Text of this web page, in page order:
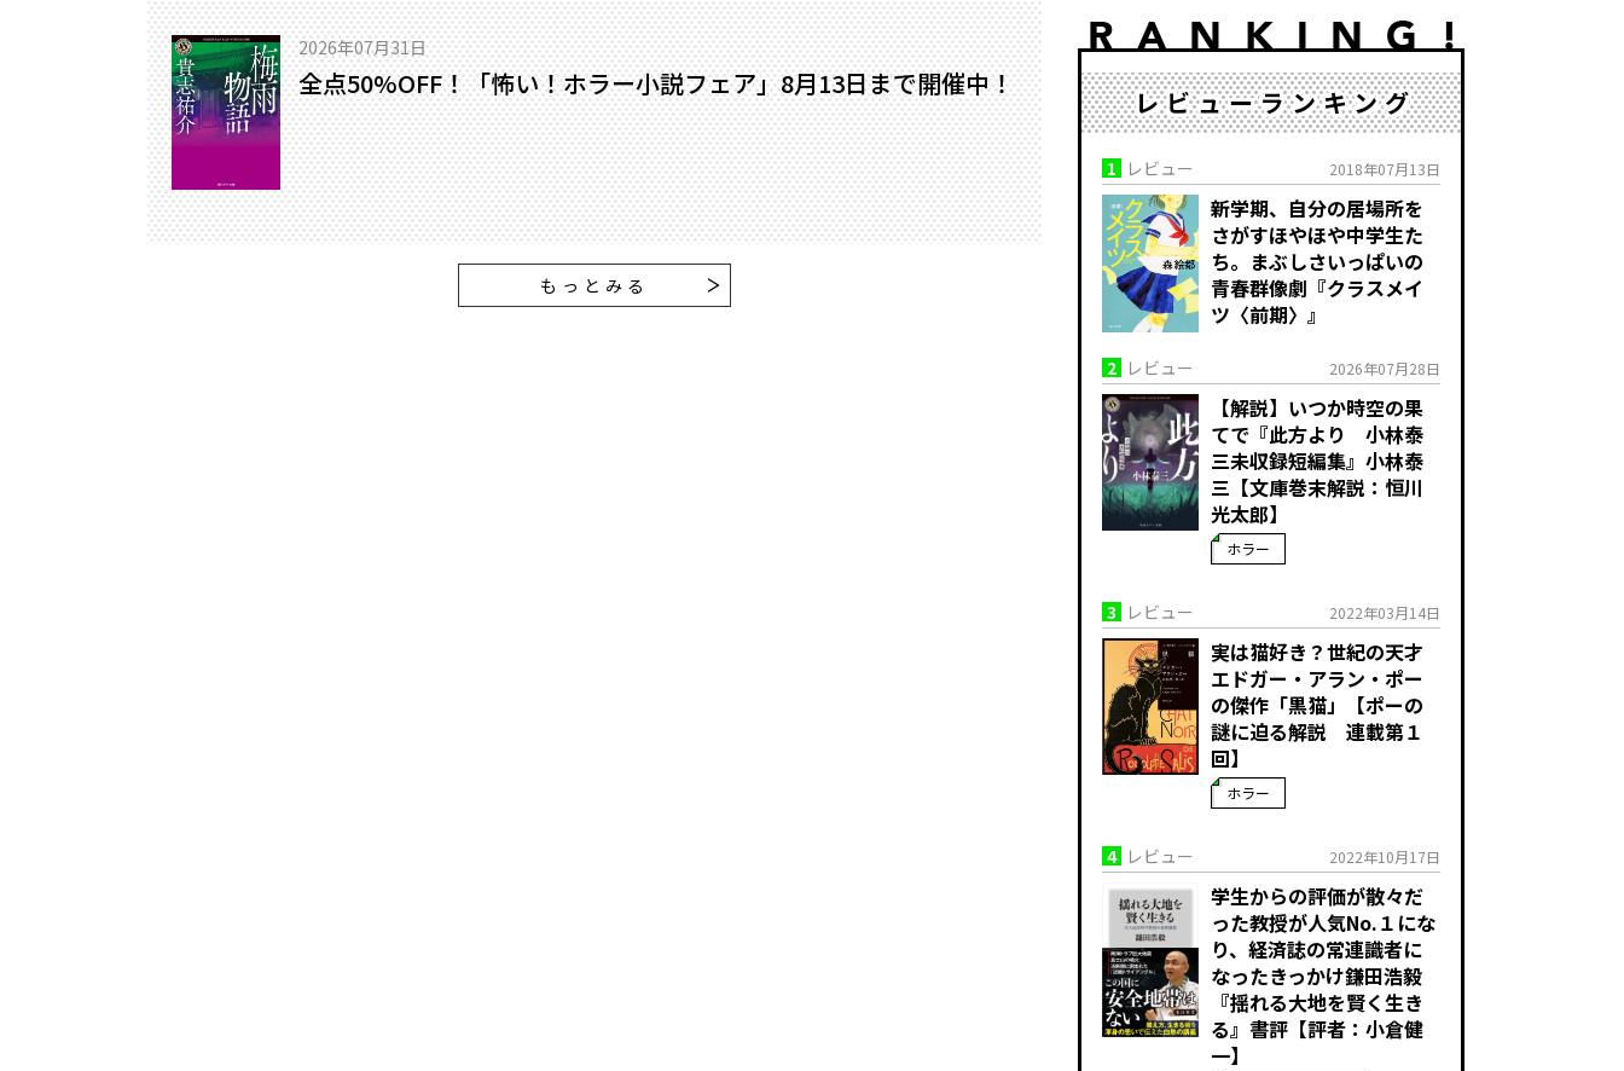
2026年07月31日
全点50%OFF！「怖い！ホラー小説フェア」8月13日まで開催中！
もっとみる
レビューランキング
1 レビュー 2018年07月13日
新学期、自分の居場所を
さがすほやほや中学生た
ち。まぶしさいっぱいの
青春群像劇『クラスメイ
ツ〈前期〉』
2 レビュー 2026年07月28日
【解説】いつか時空の果
てで――『此方より 小林泰
三未収録短編集』小林泰
三【文庫巻末解説：恒川
光太郎】
ホラー
3 レビュー 2022年03月14日
実は猫好き？世紀の天才
エドガー・アラン・ポー
の傑作「黒猫」【ポーの
謎に迫る解説 連載第１
回】
ホラー
4 レビュー 2022年10月17日
学生からの評価が散々だ
った教授が人気No.１にな
り、経済誌の常連識者に
なったきっかけ――鎌田浩毅
『揺れる大地を賢く生き
る』書評【評者：小倉健
一】